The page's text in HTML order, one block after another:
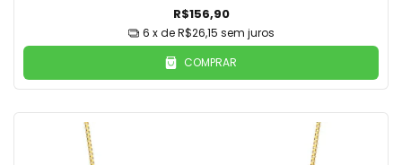
R$156,90
6 x deR$26,15 sem juros
COMPRAR